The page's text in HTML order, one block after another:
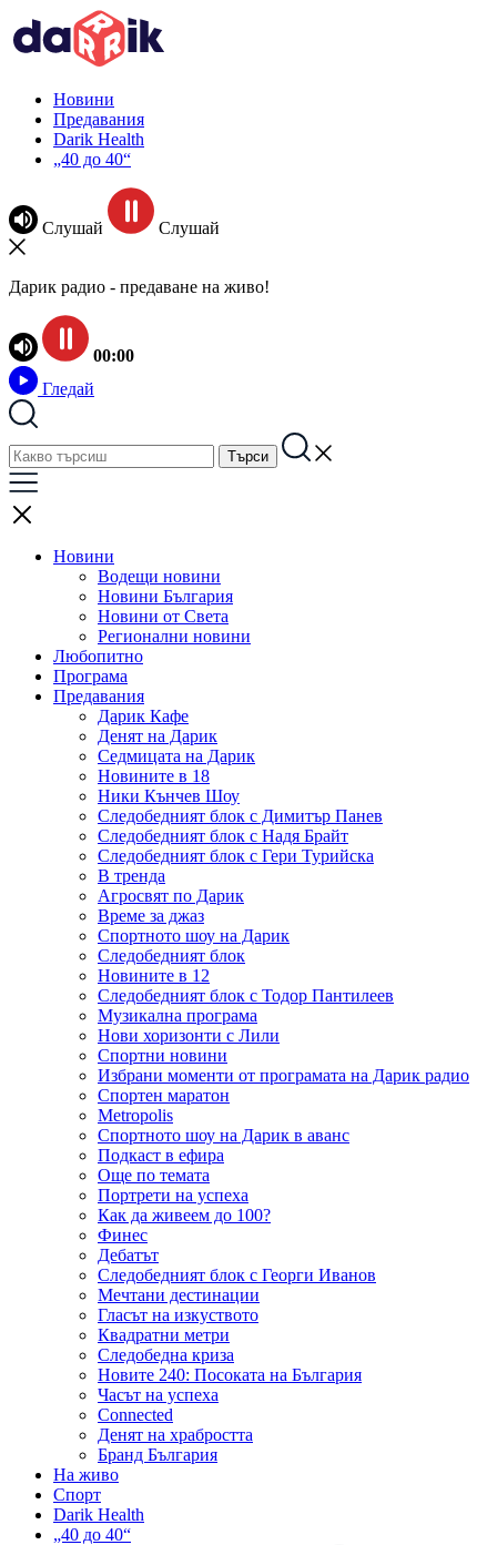
Новини
Предавания
Darik Health
„40 до 40“
Слушай Слушай
Дарик радио - предаване на живо!
00:00
Гледай
Новини
Водещи новини
Новини България
Новини от Света
Регионални новини
Любопитно
Програма
Предавания
Дарик Кафе
Денят на Дарик
Седмицата на Дарик
Новините в 18
Ники Кънчев Шоу
Следобедният блок с Димитър Панев
Следобедният блок с Надя Брайт
Следобедният блок с Гери Турийска
В тренда
Агросвят по Дарик
Време за джаз
Спортното шоу на Дарик
Следобедният блок
Новините в 12
Следобедният блок с Тодор Пантилеев
Музикална програма
Нови хоризонти с Лили
Спортни новини
Избрани моменти от програмата на Дарик радио
Спортен маратон
Metropolis
Спортното шоу на Дарик в аванс
Подкаст в ефира
Още по темата
Портрети на успеха
Как да живеем до 100?
Финес
Дебатът
Следобедният блок с Георги Иванов
Мечтани дестинации
Гласът на изкуството
Квадратни метри
Следобедна криза
Новите 240: Посоката на България
Часът на успеха
Connected
Денят на храбростта
Бранд България
На живо
Спорт
Darik Health
„40 до 40“